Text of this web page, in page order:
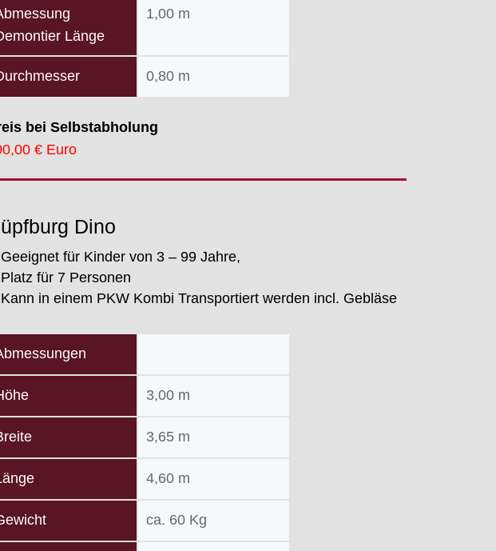
Länge
1,00 m
0,80 m
bei Selbstabholung
€ Euro
Dino
Geeignet für Kinder von 3 – 99 Jahre,
Platz für 7 Personen
Kann in einem PKW Kombi Transportiert werden incl. Gebläse
3,00 m
3,65 m
4,60 m
ca. 60 Kg